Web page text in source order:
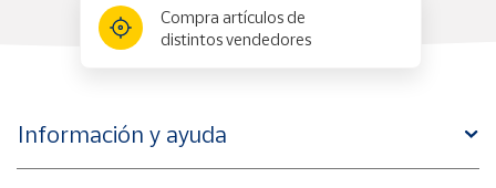
Compra artículos de
distintos vendedores
Información y ayuda